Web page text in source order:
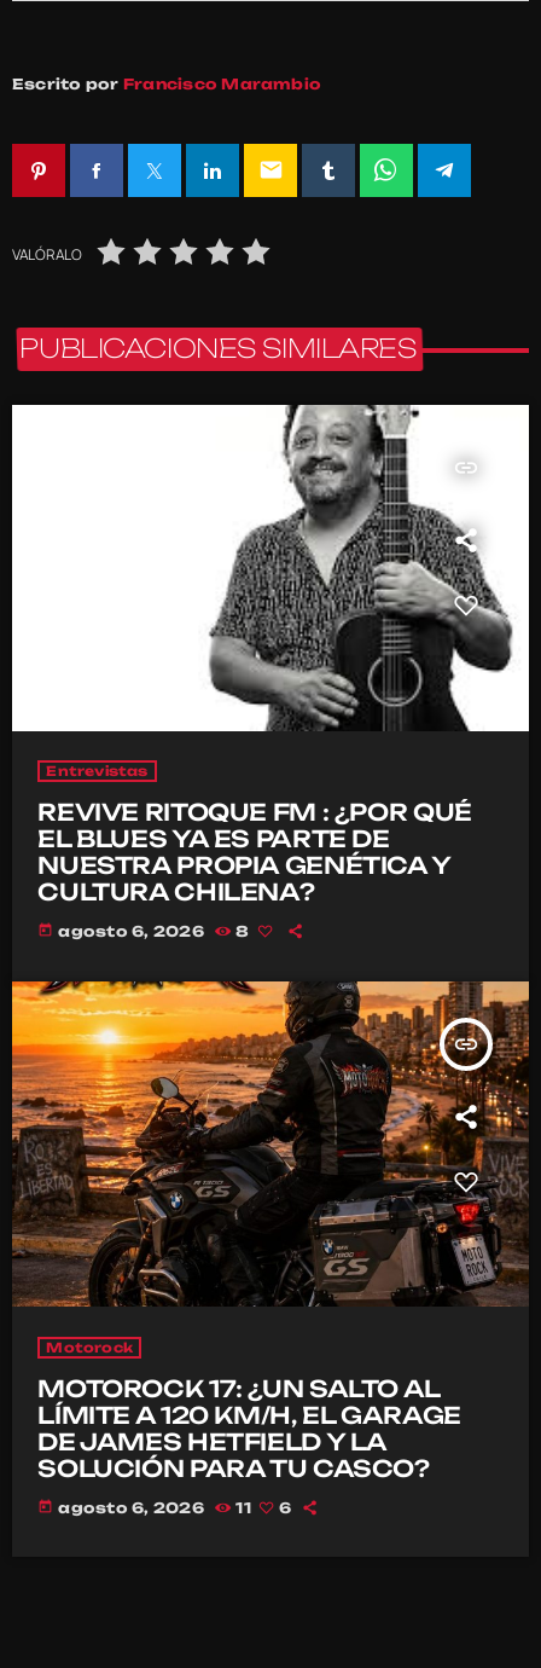
Escrito por Francisco Marambio
email
VALÓRALO
PUBLICACIONES SIMILARES
insert_link
Entrevistas
REVIVE RITOQUE FM : ¿POR QUÉ
EL BLUES YA ES PARTE DE
NUESTRA PROPIA GENÉTICA Y
CULTURA CHILENA?
today agosto 6, 2026 8
insert_link
Motorock
MOTOROCK 17: ¿UN SALTO AL
LÍMITE A 120 KM/H, EL GARAGE
DE JAMES HETFIELD Y LA
SOLUCIÓN PARA TU CASCO?
today agosto 6, 2026 11 6